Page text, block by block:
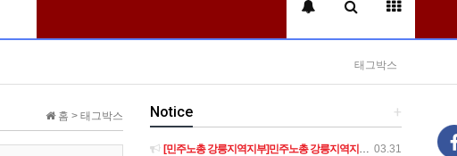
태그박스
홈 > 태그박스 +
Notice
03.31
[민주노총 강릉지역지부]민주노총 강릉지역지부 제12기 임원 보궐선거결과 공고